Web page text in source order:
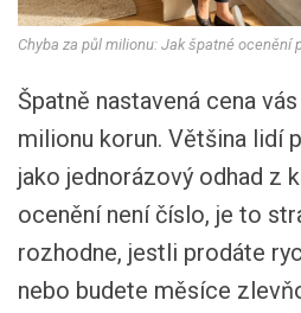
Chyba za půl milionu: Jak špatné ocenění
Špatně nastavená cena
milionu korun. Většina lidí
jako jednorázový odhad z
ocenění není číslo, je to
rozhodne, jestli prodáte
nebo budete měsíce